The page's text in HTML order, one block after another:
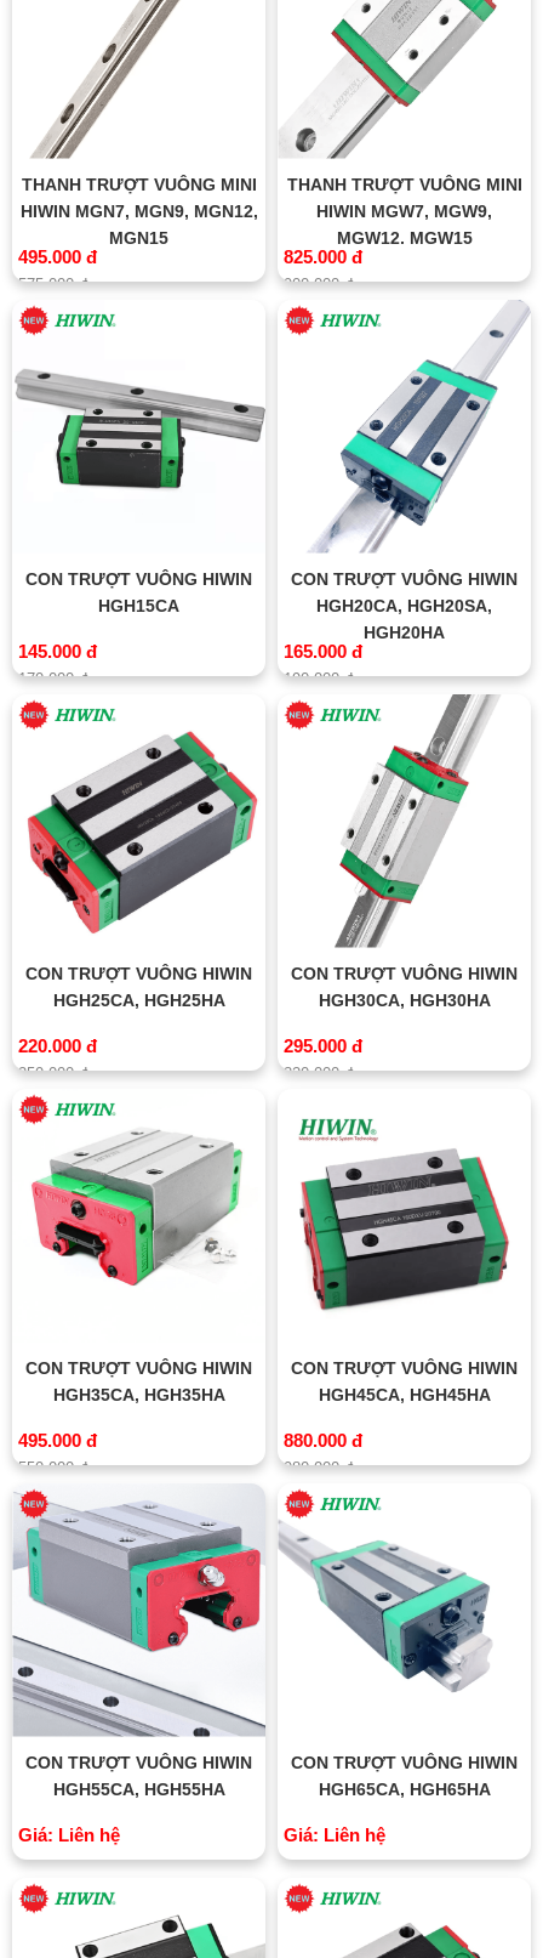
THANH TRƯỢT VUÔNG MINI
HIWIN MGN7, MGN9, MGN12,
MGN15
495.000 đ
575.000 đ
THANH TRƯỢT VUÔNG MINI
HIWIN MGW7, MGW9,
MGW12, MGW15
825.000 đ
900.000 đ
CON TRƯỢT VUÔNG HIWIN
HGH15CA
145.000 đ
170.000 đ
CON TRƯỢT VUÔNG HIWIN
HGH20CA, HGH20SA,
HGH20HA
165.000 đ
190.000 đ
CON TRƯỢT VUÔNG HIWIN
HGH25CA, HGH25HA
220.000 đ
250.000 đ
CON TRƯỢT VUÔNG HIWIN
HGH30CA, HGH30HA
295.000 đ
320.000 đ
CON TRƯỢT VUÔNG HIWIN
HGH35CA, HGH35HA
495.000 đ
550.000 đ
CON TRƯỢT VUÔNG HIWIN
HGH45CA, HGH45HA
880.000 đ
980.000 đ
CON TRƯỢT VUÔNG HIWIN
HGH55CA, HGH55HA
Giá: Liên hệ
CON TRƯỢT VUÔNG HIWIN
HGH65CA, HGH65HA
Giá: Liên hệ